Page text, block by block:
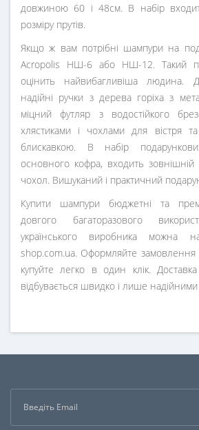
довжиною 60 і 48см. В набір
розміру прутів.
Якщо ж вам потрібні шампури на
Acropolis НШ-6 або НШ-12. Такий
оцінить найвибагливіша людина.
надійні ручки з дерева горіха з
міцний футляр з водостійкого
хлястиками і чохлами для вістря
блискавкою. В набір
основного кофра, входить
чохол. Вишуканий і практичний
Купити шампури бюджетні та
довгого багаторазового
українського виробника можна
shop.com.ua. Оформляйте замовлення
купуйте легко в один клік.
відбувається швидко і лише